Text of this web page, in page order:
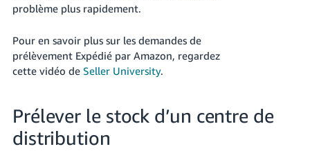
problème plus rapidement.
Pour en savoir plus sur les demandes de
prélèvement Expédié par Amazon, regardez
cette vidéo de Seller University.
Prélever le stock d’un centre de
distribution